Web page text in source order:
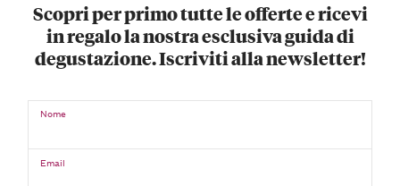
Scopri per primo tutte le offerte e ricevi
in regalo la nostra esclusiva guida di
degustazione. Iscriviti alla newsletter!
Nome
Email